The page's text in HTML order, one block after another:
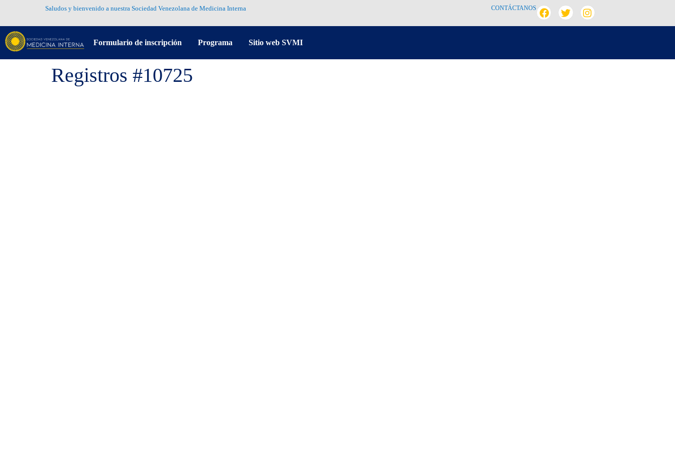
Saludos y bienvenido a nuestra Sociedad Venezolana de Medicina Interna CONTÁCTANOS
Formulario de inscripción Programa Sitio web SVMI
Registros #10725